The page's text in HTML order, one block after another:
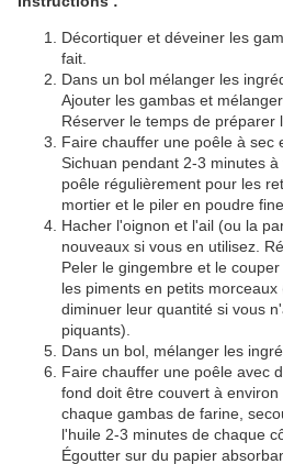
Décortiquer et déveiner les
fait.
Dans un bol mélanger les
Ajouter les gambas et
Réserver le temps de préparer
Faire chauffer une poêle à sec
Sichuan pendant 2-3 minutes
poêle régulièrement pour les
mortier et le piler en poudre
Hacher l'oignon et l'ail (ou la
nouveaux si vous en utilisez.
Peler le gingembre et le
les piments en petits
diminuer leur quantité si vous
piquants).
Dans un bol, mélanger les
Faire chauffer une poêle avec
fond doit être couvert à
chaque gambas de farine,
l'huile 2-3 minutes de chaque
Égoutter sur du papier